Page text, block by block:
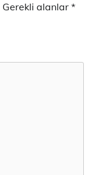
Gerekli alanlar *